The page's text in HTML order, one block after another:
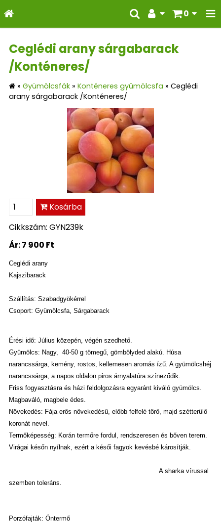
0
Ceglédi arany sárgabarack
/Konténeres/
» Gyümölcsfák » Konténeres gyümölcsfa » Ceglédi
arany sárgabarack /Konténeres/
Kosárba
Cikkszám: GYN239k
Ár:7 900 Ft
Ceglédi arany
Kajszibarack
Szállítás: Szabadgyökérrel
Csoport: Gyümölcsfa, Sárgabarack
Érési idő: Július közepén, végén szedhető.
Gyümölcs: Nagy,
40-50 g tömegű, gömbölyded alakú. Húsa
narancssárga, kemény, rostos, kellemesen aromás ízű. A gyümölcshéj
narancssárga, a napos oldalon piros árnyalatúra színeződik.
Friss fogyasztásra és házi feldolgozásra egyaránt kiváló gyümölcs.
Magbaváló, magbele édes.
Növekedés: Fája erős növekedésű, előbb felfelé törő, majd szétterülő
koronát nevel.
Termőképesség: Korán termőre fordul, rendszeresen és bőven terem.
Virágai későn nyílnak, ezért a késői fagyok kevésbé károsítják.
A sharka vírussal
szemben toleráns.
Porzófajták: Öntermő